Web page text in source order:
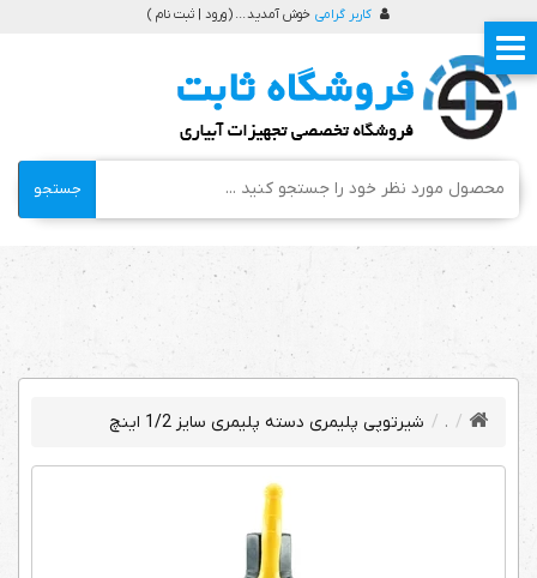
کاربر گرامی خوش آمدید ... (ورود | ثبت نام )
جستجو
. شیرتوپی پلیمری دسته پلیمری سایز 1/2 اینچ